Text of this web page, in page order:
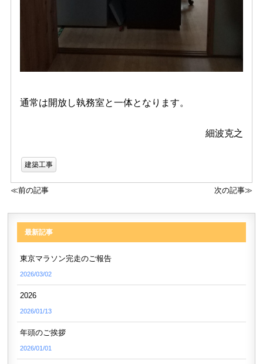
通常は開放し執務室と一体となります。
細波克之
建築工事
≪前の記事 次の記事≫
最新記事
東京マラソン完走のご報告
2026/03/02
2026
2026/01/13
年頭のご挨拶
2026/01/01